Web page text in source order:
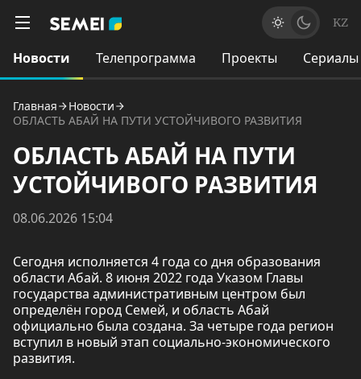
KZ
Новости Телепрограмма Проекты Сериалы
Главная
Новости
ОБЛАСТЬ АБАЙ НА ПУТИ УСТОЙЧИВОГО РАЗВИТИЯ
ОБЛАСТЬ АБАЙ НА ПУТИ
УСТОЙЧИВОГО РАЗВИТИЯ
08.06.2026 15:04
Сегодня исполняется 4 года со дня образования
области Абай. 8 июня 2022 года Указом Главы
государства административным центром был
определён город Семей, и область Абай
официально была создана. За четыре года регион
вступил в новый этап социально-экономического
развития.